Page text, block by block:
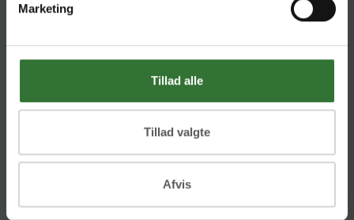
Marketing
Tillad alle
Tillad valgte
Afvis
Ellemosen 4
@:denmark@folsgaard.com